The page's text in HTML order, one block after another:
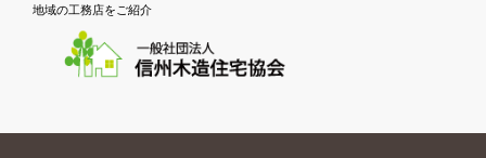
地域の工務店をご紹介